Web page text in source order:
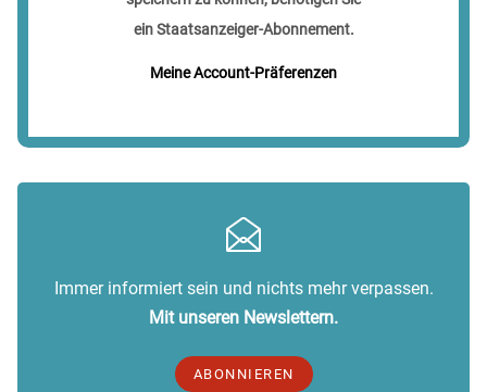
ein Staatsanzeiger-Abonnement.
Meine Account-Präferenzen
Immer informiert sein und nichts mehr verpassen.
Mit unseren Newslettern.
ABONNIEREN